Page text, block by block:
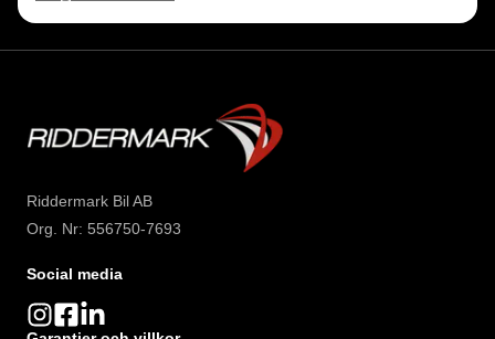
Riddermark Bil AB
Org. Nr: 556750-7693
Social media